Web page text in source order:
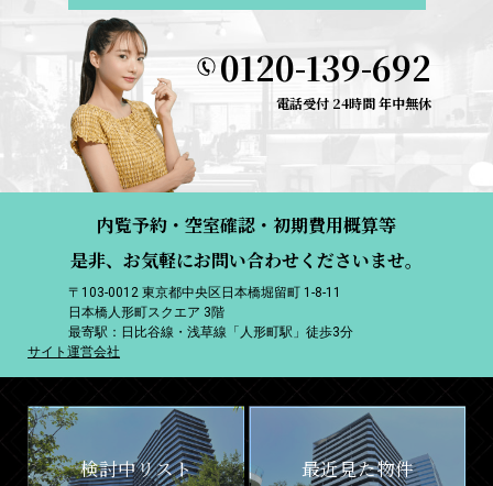
0120-139-692
電話受付 24時間 年中無休
内覧予約・空室確認・初期費用概算等
是非、お気軽にお問い合わせくださいませ。
〒103-0012 東京都中央区日本橋堀留町 1-8-11
日本橋人形町スクエア 3階
最寄駅：日比谷線・浅草線「人形町駅」徒歩3分
サイト運営会社
検討中リスト 最近見た物件